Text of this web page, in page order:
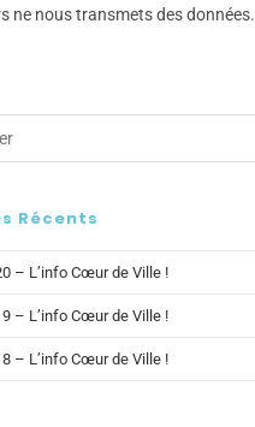
ne nous transmets des données.
Récents
– L’info Cœur de Ville !
– L’info Cœur de Ville !
– L’info Cœur de Ville !